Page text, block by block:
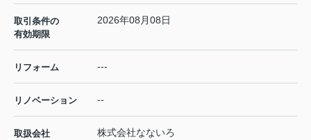
取引条件の
有効期限
2026年08月08日
リフォーム ---
リノベーション --
取扱会社
株式会社なないろ